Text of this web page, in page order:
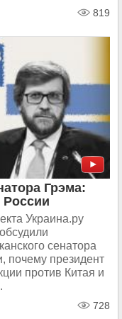
819
Грэма:
России
Украина.ру
сенатора
почему президент
против Китая и
728